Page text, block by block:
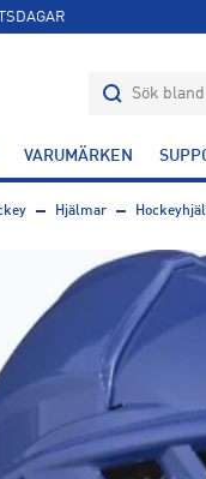
VARUMÄRKEN
Hjälmar